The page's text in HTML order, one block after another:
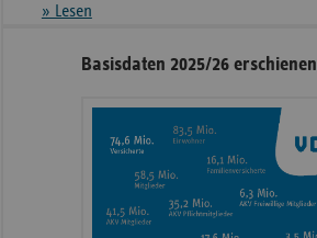
» Lesen
Seitennavigation
Seitenleiste
Informationen
Basisdaten 2025/26 erschienen